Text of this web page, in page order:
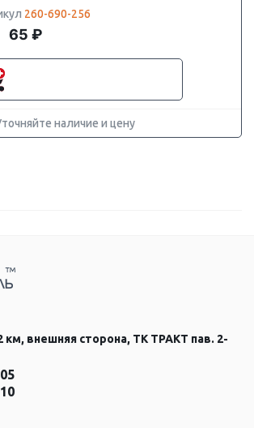
260-690-256
65 ₽
наличие и цену
внешняя сторона, ТК ТРАКТ пав. 2-